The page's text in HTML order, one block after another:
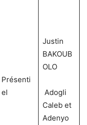
Présenti
el
Justin
BAKOUB
OLO
Adogli
Caleb et
Adenyo